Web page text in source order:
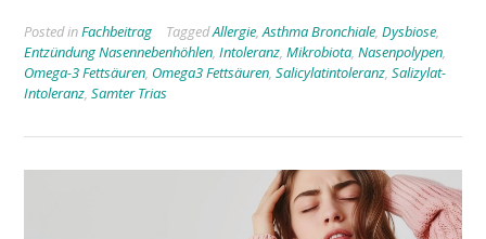
Posted inFachbeitrag TaggedAllergie,Asthma Bronchiale, Dysbiose,
Entzündung Nasennebenhöhlen, Intoleranz, Mikrobiota, Nasenpolypen,
Omega-3 Fettsäuren, Omega3 Fettsäuren, Salicylatintoleranz, Salizylat-
Intoleranz, Samter Trias